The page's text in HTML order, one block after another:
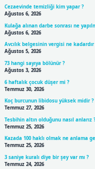
Cezaevinde temizliği kim yapar ?
Ağustos 6, 2026
Kulağa alınan darbe sonrası ne
Ağustos 6, 2026
Avcılık belgesinin vergisi ne kadardır
Ağustos 5, 2026
73 hangi sayıya bölünür ?
Ağustos 3, 2026
6 haftalık çocuk düşer mi ?
Temmuz 30, 2026
Koç burcunun libidosu yüksek midir ?
Temmuz 27, 2026
Tesbihin altın olduğunu nasıl anlarız
Temmuz 25, 2026
Kazada 100 haklı olmak ne anlama
Temmuz 25, 2026
3 saniye kuralı diye bir şey var mı ?
Temmuz 24, 2026